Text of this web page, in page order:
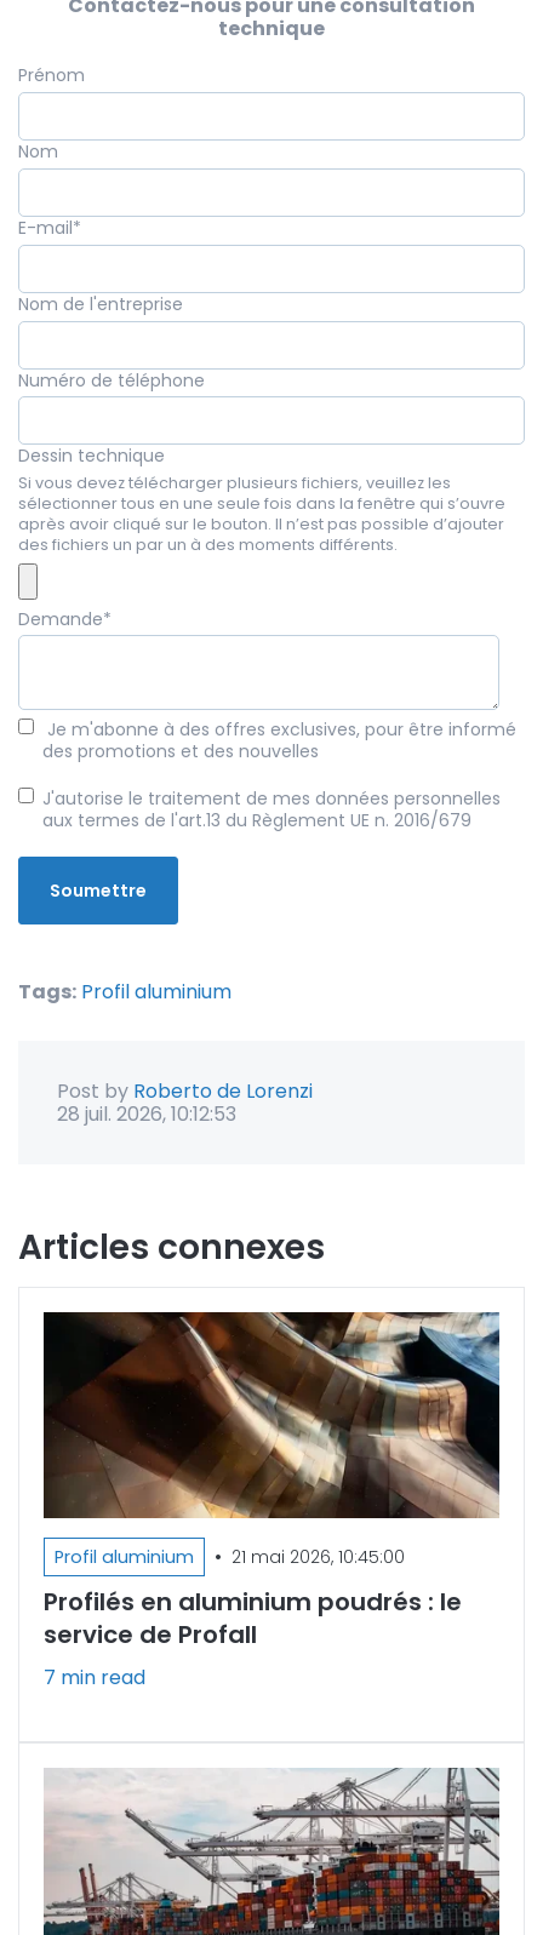
Contactez-nous pour une consultation
technique
Prénom
Nom
E-mail*
Nom de l'entreprise
Numéro de téléphone
Dessin technique
Si vous devez télécharger plusieurs fichiers, veuillez les
sélectionner tous en une seule fois dans la fenêtre qui s’ouvre
après avoir cliqué sur le bouton. Il n’est pas possible d’ajouter
des fichiers un par un à des moments différents.
Demande*
Je m'abonne à des offres exclusives, pour être informé
des promotions et des nouvelles
J'autorise le traitement de mes données personnelles
aux termes de l'art.13 du Règlement UE n. 2016/679
Tags: Profil aluminium
Post by Roberto de Lorenzi
28 juil. 2026, 10:12:53
Articles connexes
Profil aluminium • 21 mai 2026, 10:45:00
Profilés en aluminium poudrés : le
service de Profall
7 min read